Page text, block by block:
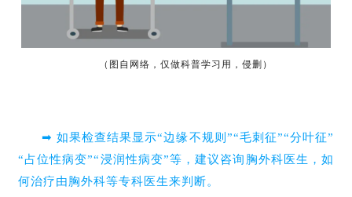
首
（图自网络，仅做科普学习用，侵删）
➡ 如果检查结果显示“边缘不规则”“毛刺征”“分叶征”
“占位性病变”“浸润性病变”等，建议咨询胸外科医生，如
何治疗由胸外科等专科医生来判断。